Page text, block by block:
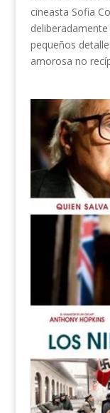
cineasta Sofia
pequeños
amorosa no